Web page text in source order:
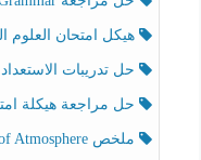
هيكل امتحان العلوم
حل تدريبات الاستعداد
حل مراجعة هيكلة امتحان
ملخص Effect of Atmosphere حسب الهيكل الوزاري العلوم المتكاملة الصف الخامس انسبير الفصل الثالث